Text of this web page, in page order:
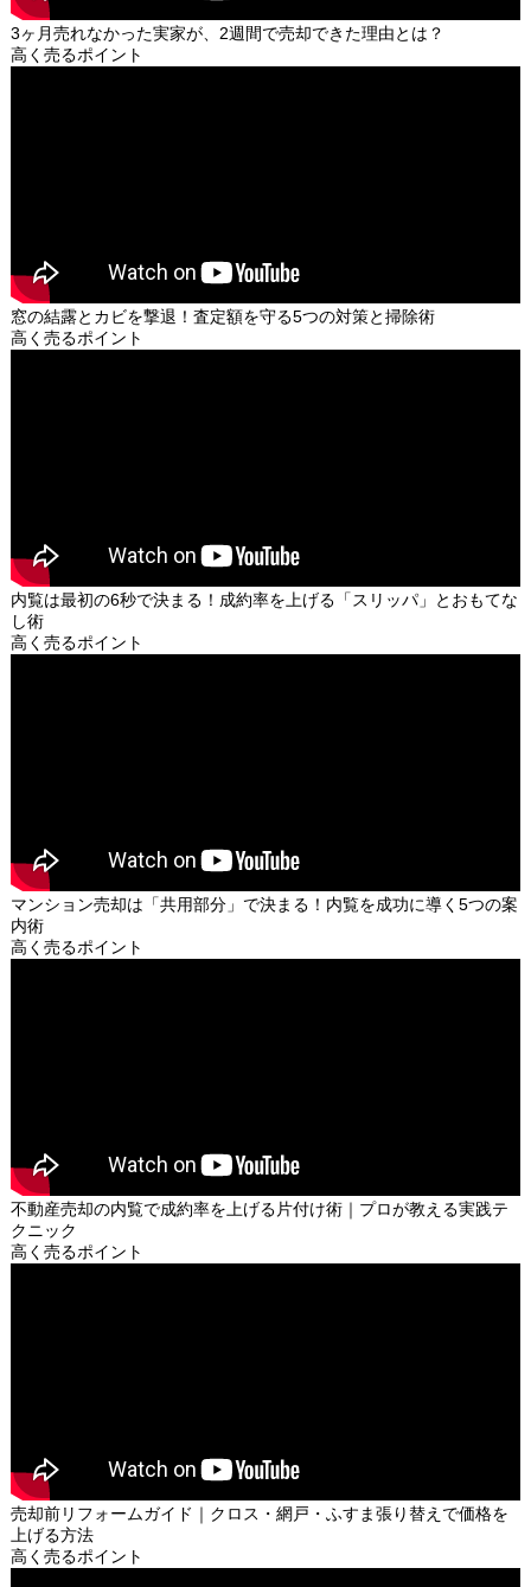
3ヶ月売れなかった実家が、2週間で売却できた理由とは？
高く売るポイント
窓の結露とカビを撃退！査定額を守る5つの対策と掃除術
高く売るポイント
内覧は最初の6秒で決まる！成約率を上げる「スリッパ」とおもてな
し術
高く売るポイント
マンション売却は「共用部分」で決まる！内覧を成功に導く5つの案
内術
高く売るポイント
不動産売却の内覧で成約率を上げる片付け術｜プロが教える実践テ
クニック
高く売るポイント
売却前リフォームガイド｜クロス・網戸・ふすま張り替えで価格を
上げる方法
高く売るポイント